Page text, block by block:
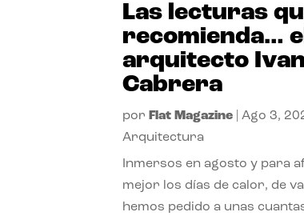
Las lecturas
recomienda…
arquitecto Ivan
Cabrera
por Flat Magazine |Ago 3,
Arquitectura
Inmersos en agosto y para
mejor los días de calor, de
hemos pedido a unas